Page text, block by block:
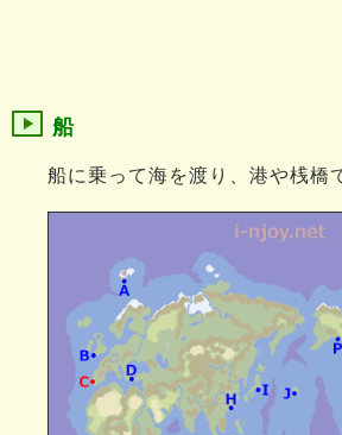
船
船に乗って海を渡り、港や桟橋